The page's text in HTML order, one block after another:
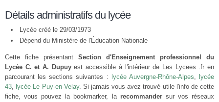
Détails administratifs du lycée
Lycée créé le 29/03/1973
Dépend du Ministère de l'Éducation Nationale
Cette fiche présentant Section d'Enseignement professionnel du
Lycée C. et A. Dupuyest accessible à l'intérieur de Les Lycees .fr en
parcourant les sections suivantes :
lycée Auvergne-Rhône-Alpes,
lycée
43, lycée Le Puy-en-Velay. Si jamais vous avez trouvé utile l'info de cette
fiche, vous pouvez la bookmarker, la recommandersur vos réseaux